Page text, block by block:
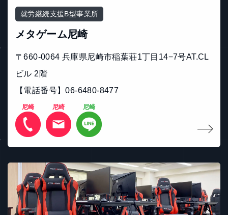
就労継続支援B型事業所
メタゲーム尼崎
〒660-0064 兵庫県尼崎市稲葉荘1丁目14−7号AT.CL
ビル 2階
【電話番号】06-6480-8477
尼崎 尼崎 尼崎